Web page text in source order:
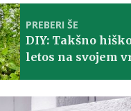
PREBERI ŠE
DIY: Takšno
letos na svojem